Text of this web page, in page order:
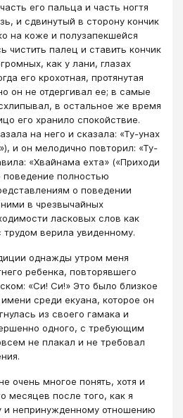
его пальца и часть ногтя
и сдвинутый в сторону кончик
на коже и полузапекшейся
чистить палец и ставить кончик
как у лани, глазах
его крохотная, протянутая
он не отдергивал ее; в самые
в остальное же время
его хранило спокойствие.
на него и сказала: «Ту-унах
и он мелодично повторил: «Ту-
«Хвайнама ехта» («Приходи
поведение полностью
о поведении
в чрезвычайных
ласковых слов как
трудом верила увиденному.
однажды утром меня
ребенка, повторявшего
«Си! Си!» Это было близкое
среди екуана, которое он
из своего гамака и
одного, с требующим
не плакал и не требовал
очень многое понять, хотя и
месяцев после того, как я
и непринужденному отношению